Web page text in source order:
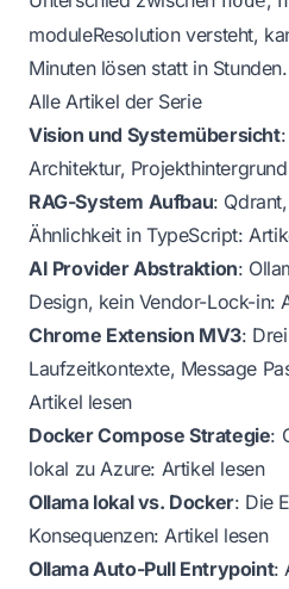
moduleResolution versteht,
Minuten lösen statt in Stunden.
Alle Artikel der Serie
Vision und Systemübersicht
Architektur,
RAG-System Aufbau:
Ähnlichkeit in TypeScript:
AI Provider Abstraktion:
Design, kein Vendor-Lock-in:
Chrome Extension MV3:
Laufzeitkontexte, Message
Artikel lesen
Docker Compose Strategie:
lokal zu Azure: Artikel lesen
Ollama lokal vs. Docker: Die
Konsequenzen:Artikel lesen
Ollama Auto-Pull Entrypoint: